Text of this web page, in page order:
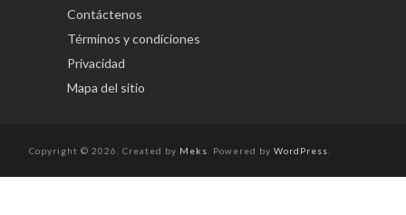
Contáctenos
Términos y condiciones
Privacidad
Mapa del sitio
Copyright © 2026. Created by Meks . Powered by WordPress